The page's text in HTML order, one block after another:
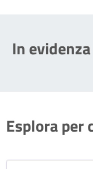
In evidenza
Esplora per